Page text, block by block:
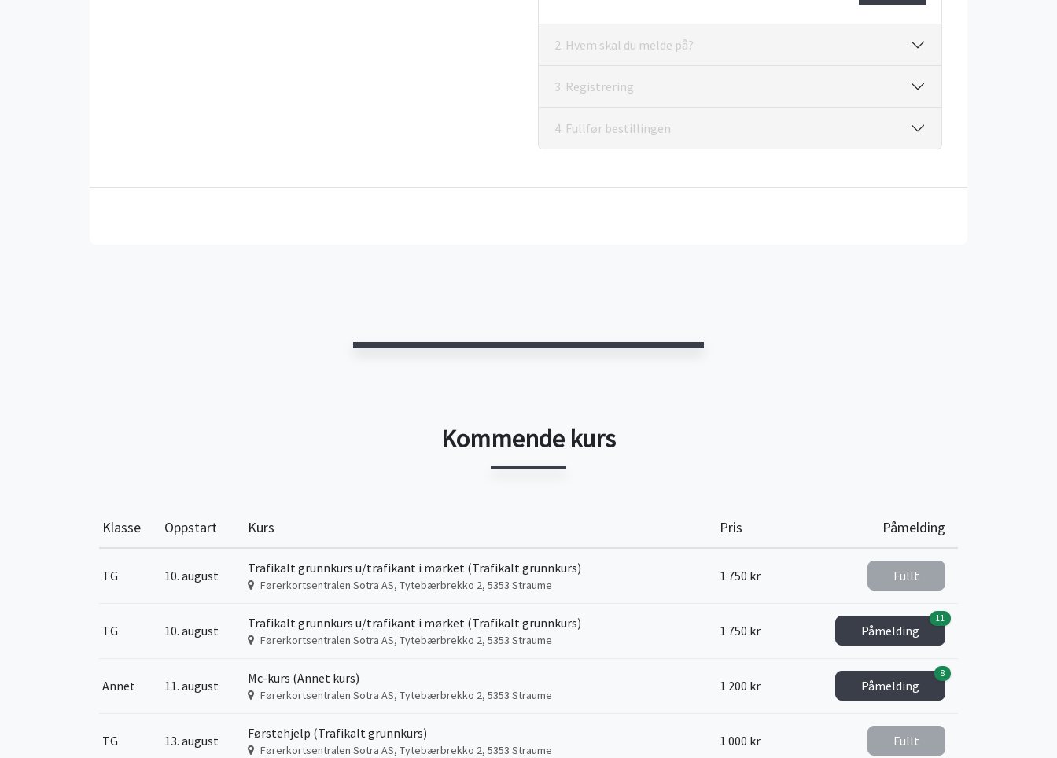
2. Hvem skal du melde på?
3. Registrering
4. Fullfør bestillingen
Kommende kurs
Klasse Oppstart Kurs Pris Påmelding
TG 10. august Trafikalt grunnkurs u/trafikant i mørket (Trafikalt grunnkurs)
Førerkortsentralen Sotra AS, Tytebærbrekko 2, 5353 Straume
1 750 kr Fullt
TG 10. august Trafikalt grunnkurs u/trafikant i mørket (Trafikalt grunnkurs)
Førerkortsentralen Sotra AS, Tytebærbrekko 2, 5353 Straume
1 750 kr Påmelding
11
Annet 11. august Mc-kurs (Annet kurs)
Førerkortsentralen Sotra AS, Tytebærbrekko 2, 5353 Straume
1 200 kr Påmelding
8
TG 13. august Førstehjelp (Trafikalt grunnkurs)
Førerkortsentralen Sotra AS, Tytebærbrekko 2, 5353 Straume
1 000 kr Fullt